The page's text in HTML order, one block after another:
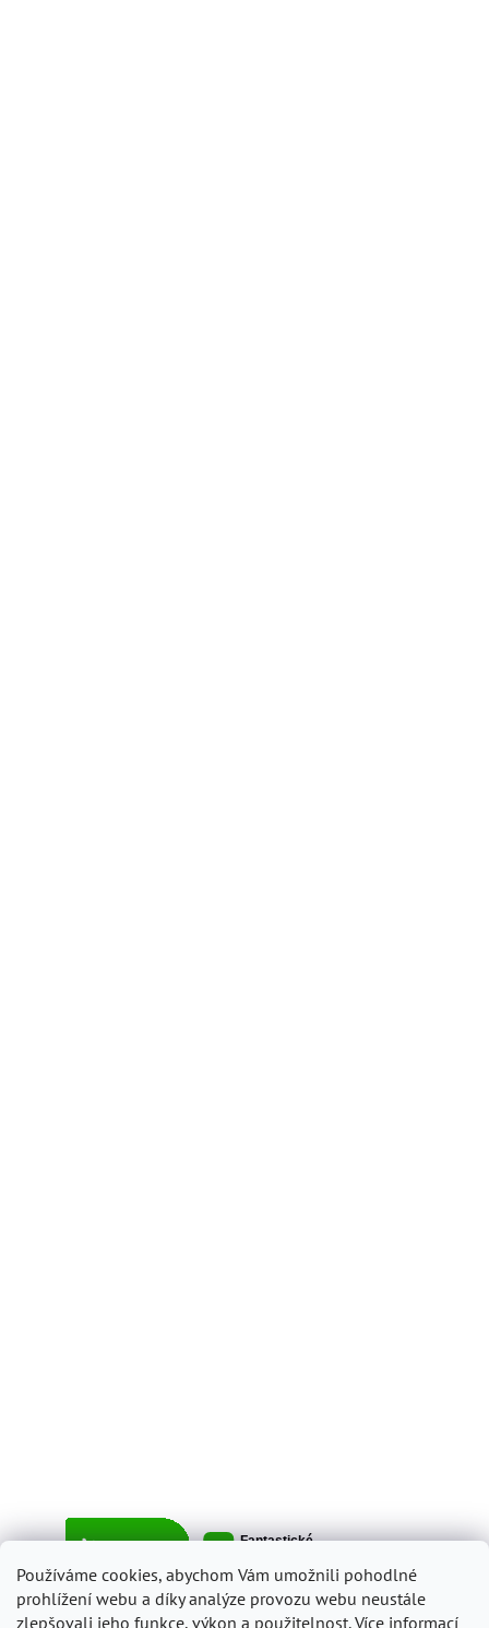
Používáme cookies, abychom Vám umožnili pohodlné
prohlížení webu a díky analýze provozu webu neustále
zlepšovali jeho funkce, výkon a použitelnost.Více informací